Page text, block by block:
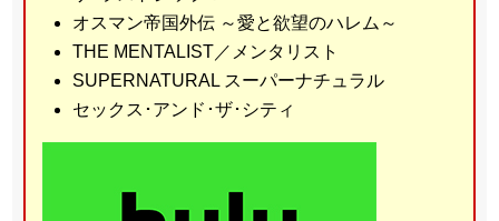
オスマン帝国外伝 ～愛と欲望のハレム～
THE MENTALIST／メンタリスト
SUPERNATURAL スーパーナチュラル
セックス･アンド･ザ･シティ